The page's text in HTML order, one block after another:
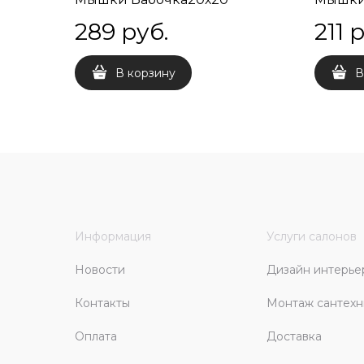
289 руб.
В корзину
211
Информация
Новости
Контакты
Оплата
Услуги салонов
Дизайн
Монтаж
Доставка